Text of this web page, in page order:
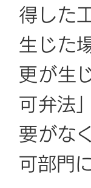
得した
生じた
更が生
可弁法
要がな
可部門